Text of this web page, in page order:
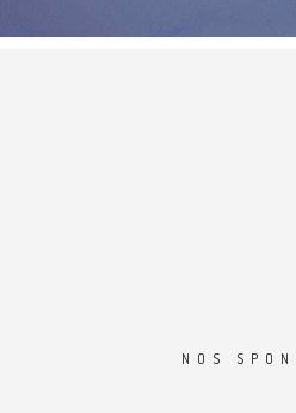
NOS